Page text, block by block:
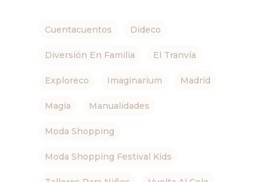
Cuentacuentos Dideco
Diversión En Familia El Tranvía
Exploreco Imaginarium Madrid
Magia Manualidades
Moda Shopping
Moda Shopping Festival Kids